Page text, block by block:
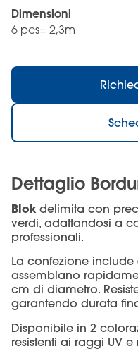
Dimensioni
6 pcs= 2,3m
Dettaglio
Blok delimita con
verdi, adattandosi a
professionali.
La confezione include
assemblano
cm di diametro.
garantendo durata
Disponibile in 2
resistenti ai raggi UV e